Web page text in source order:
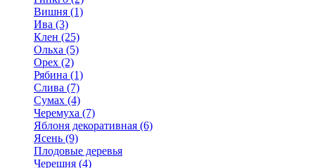
Вишня (1)
Ива (3)
Клен (25)
Ольха (5)
Орех (2)
Рябина (1)
Слива (7)
Сумах (4)
Черемуха (7)
Яблоня декоративная (6)
Ясень (9)
Плодовые деревья
Черешня (4)